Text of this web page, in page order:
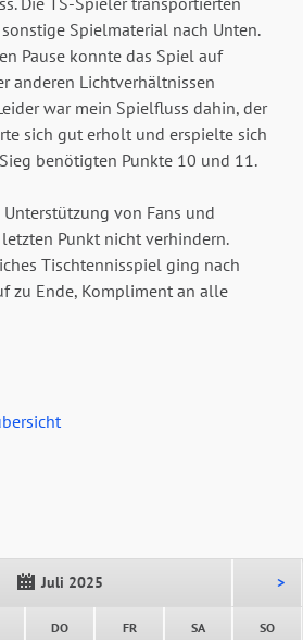
Spielmaterial nach Unten.
Pause konnte das Spiel auf
anderen Lichtverhältnissen
war mein Spielfluss dahin, der
sich gut erholt und erspielte sich
benötigten Punkte 10 und 11.
von Fans und
Punkt nicht verhindern.
Tischtennisspiel ging nach
zu Ende, Kompliment an alle
Juli 2025 >
DONNERSTAGFREITAG SAMSTAG SO